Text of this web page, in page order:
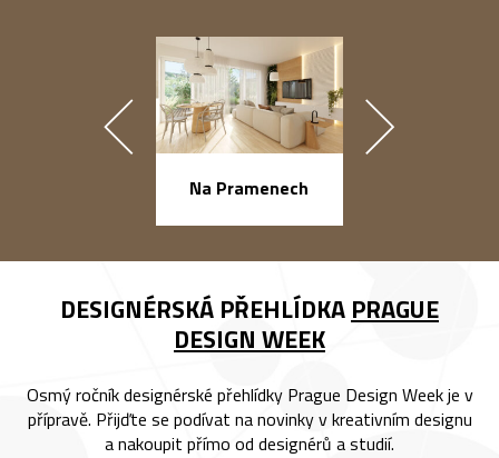
Na Pramenech
DESIGNÉRSKÁ PŘEHLÍDKA PRAGUE
DESIGN WEEK
Osmý ročník designérské přehlídky Prague Design Week je v
přípravě. Přijďte se podívat na novinky v kreativním designu
a nakoupit přímo od designérů a studií.